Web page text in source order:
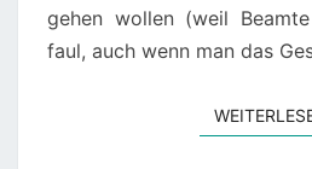
gehen wollen (weil
faul, auch wenn man das